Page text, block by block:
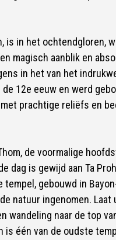
in het ochtendgloren,
magisch aanblik en
in het van het
12e eeuw en werd
prachtige reliëfs en
de voormalige
dag is gewijd aan Ta
gebouwd in
natuur ingenomen.
naar de top
één van de oudste